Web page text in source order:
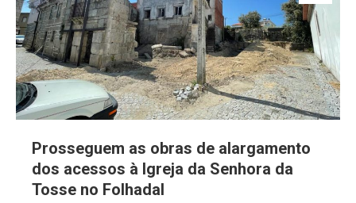
Prosseguem as obras de alargamento
dos acessos à Igreja da Senhora da
Tosse no Folhadal